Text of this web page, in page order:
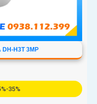
DH-H3T 3MP
35%